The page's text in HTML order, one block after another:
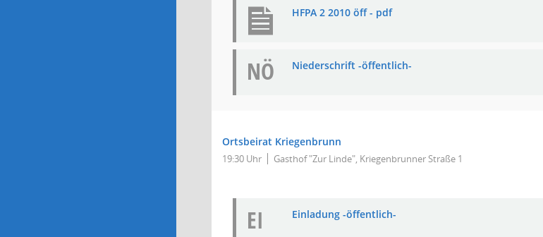
HFPA 2 2010 öff - pdf
NÖ Niederschrift -öffentlich-
Ortsbeirat Kriegenbrunn
19:30 Uhr Gasthof "Zur Linde", Kriegenbrunner Straße 1
EI Einladung -öffentlich-